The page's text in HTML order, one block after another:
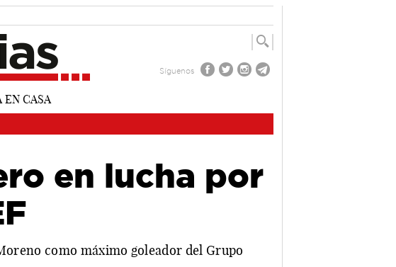
Síguenos
en lucha por
como máximo goleador del Grupo